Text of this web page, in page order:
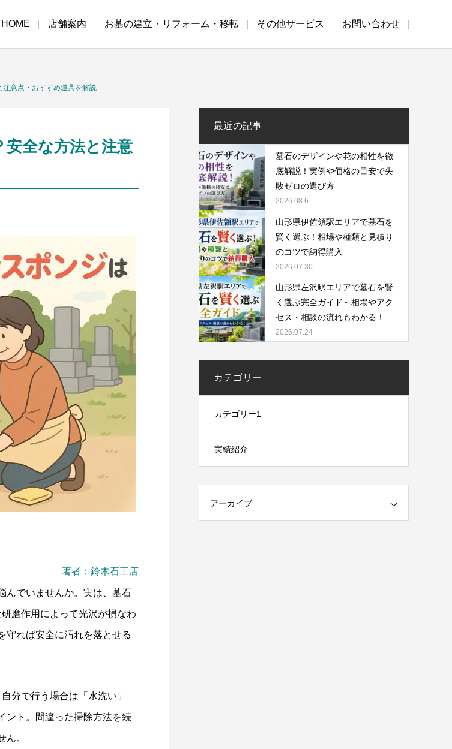
HOME 店舗案内 お墓の建立・リフォーム・移転 その他サービス お問い合わせ
意点・おすすめ道具を解説
全な方法と注意
著者：鈴木石工店
んでいませんか。実は、墓石
磨作用によって光沢が損なわ
守れば安全に汚れを落とせる
分で行う場合は「水洗い」
ント。間違った掃除方法を続
。
最近の記事
墓石のデザインや花の相性を徹
底解説！実例や価格の目安で失
敗ゼロの選び方
2026.08.6
山形県伊佐領駅エリアで墓石を
賢く選ぶ！相場や種類と見積り
のコツで納得購入
2026.07.30
山形県左沢駅エリアで墓石を賢
く選ぶ完全ガイド～相場やアク
セス・相談の流れもわかる！
2026.07.24
カテゴリー
カテゴリー1
実績紹介
アーカイブ